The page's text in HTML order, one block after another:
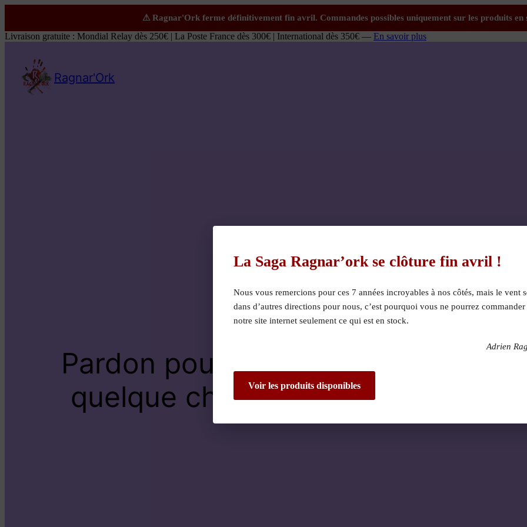
Livraison gratuite : Mondial Relay dès 250€ | La Poste France dès 300€ | International dès 350€ — En savoir plus
Ragnar'Ork
Pardon pour le dérangement !
quelque chose de fantastique –
La Saga Ragnar’ork se clôture fin avril !
Nous vous remercions pour ces 7 années incroyables à nos côtés, mais le vent
dans d’autres directions pour nous, c’est pourquoi vous ne pourrez
notre site internet seulement ce qui est en stock.
Adrien
Voir les produits disponibles